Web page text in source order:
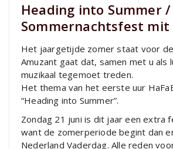
Heading into Summer /
Sommernachtsfest mit
Het jaargetijde zomer staat voor
Amuzant gaat dat, samen met u als
muzikaal tegemoet treden.
Het thema van het eerste uur
“Heading into Summer”.
Zondag 21 juni is dit jaar een extra
want de zomerperiode begint dan
Nederland Vaderdag. Alle reden